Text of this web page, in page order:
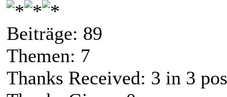
Beiträge: 89
Themen: 7
Thanks Received: 3 in 3